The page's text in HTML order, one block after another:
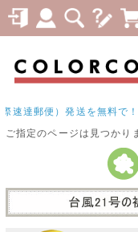
達郵便）発送を無料で！
ご指定のページは見つかり